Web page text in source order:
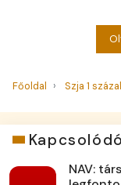
Főoldal Szja 1
Kapcsolódó
NAV: